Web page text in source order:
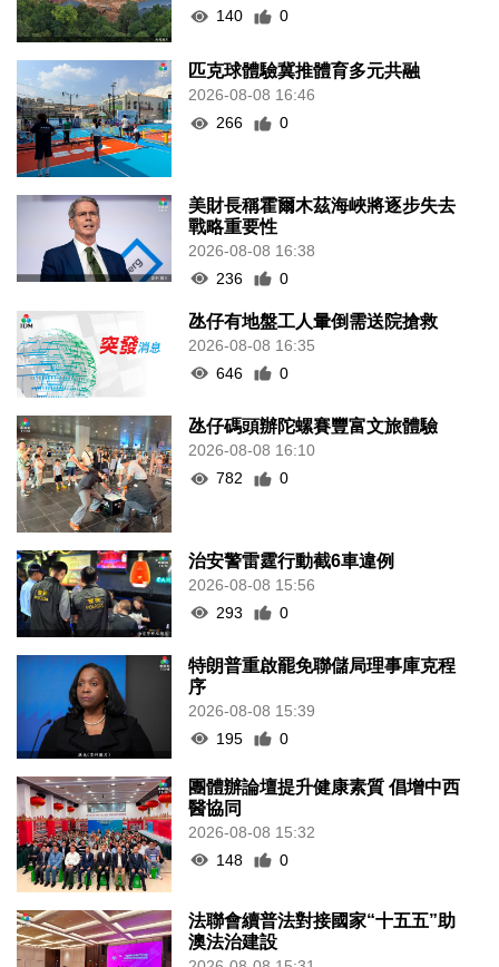
140
0
匹克球體驗冀推體育多元共融
2026-08-08 16:46
266
0
美財長稱霍爾木茲海峽將逐步失去
戰略重要性
2026-08-08 16:38
236
0
氹仔有地盤工人暈倒需送院搶救
2026-08-08 16:35
646
0
氹仔碼頭辦陀螺賽豐富文旅體驗
2026-08-08 16:10
782
0
治安警雷霆行動截6車違例
2026-08-08 15:56
293
0
特朗普重啟罷免聯儲局理事庫克程
序
2026-08-08 15:39
195
0
團體辦論壇提升健康素質 倡增中西
醫協同
2026-08-08 15:32
148
0
法聯會續普法對接國家“十五五”助
澳法治建設